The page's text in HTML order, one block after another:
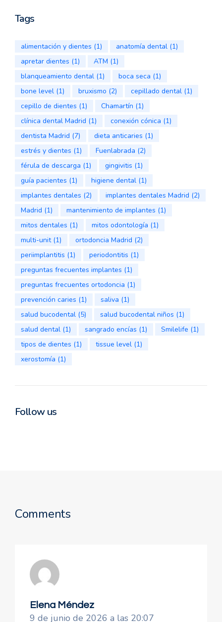
Tags
alimentación y dientes (1) anatomía dental (1)
apretar dientes (1) ATM (1)
blanqueamiento dental (1) boca seca (1)
bone level (1) bruxismo (2) cepillado dental (1)
cepillo de dientes (1) Chamartín (1)
clínica dental Madrid (1) conexión cónica (1)
dentista Madrid (7) dieta anticaries (1)
estrés y dientes (1) Fuenlabrada (2)
férula de descarga (1) gingivitis (1)
guía pacientes (1) higiene dental (1)
implantes dentales (2) implantes dentales Madrid (2)
Madrid (1) mantenimiento de implantes (1)
mitos dentales (1) mitos odontología (1)
multi-unit(1) ortodoncia Madrid (2)
periimplantitis (1) periodontitis (1)
preguntas frecuentes implantes (1)
preguntas frecuentes ortodoncia (1)
prevención caries (1) saliva (1)
salud bucodental (5) salud bucodental niños (1)
salud dental (1) sangrado encías (1) Smilelife (1)
tipos de dientes (1) tissue level (1)
xerostomía (1)
Follow us
Comments
Elena Méndez
9 de junio de 2026 a las 20:07